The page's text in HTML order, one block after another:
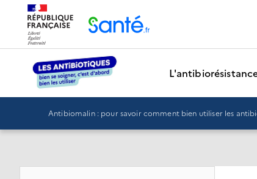
Antibiomalin : pour savoir comment bien utiliser les
Panneau de gestion des cookies